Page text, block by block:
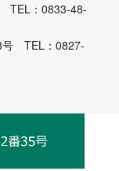
TEL：0833-48-
号 TEL：0827-